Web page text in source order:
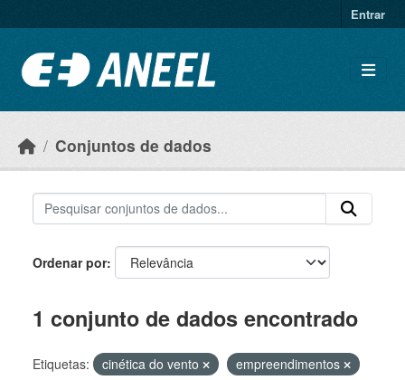
Entrar
Conjuntos de dados
Ordenar por
1 conjunto de dados encontrado
Etiquetas: cinética do vento
empreendimentos